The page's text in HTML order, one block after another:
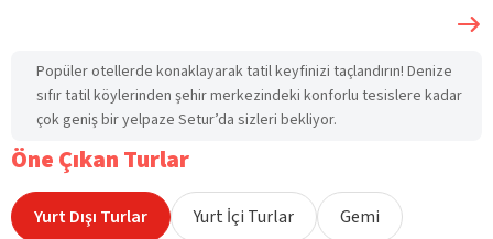
Popüler otellerde konaklayarak tatil keyfinizi taçlandırın! Denize
sıfır tatil köylerinden şehir merkezindeki konforlu tesislere kadar
çok geniş bir yelpaze Setur’da sizleri bekliyor.
Öne Çıkan Turlar
Yurt Dışı Turlar Yurt İçi Turlar Gemi